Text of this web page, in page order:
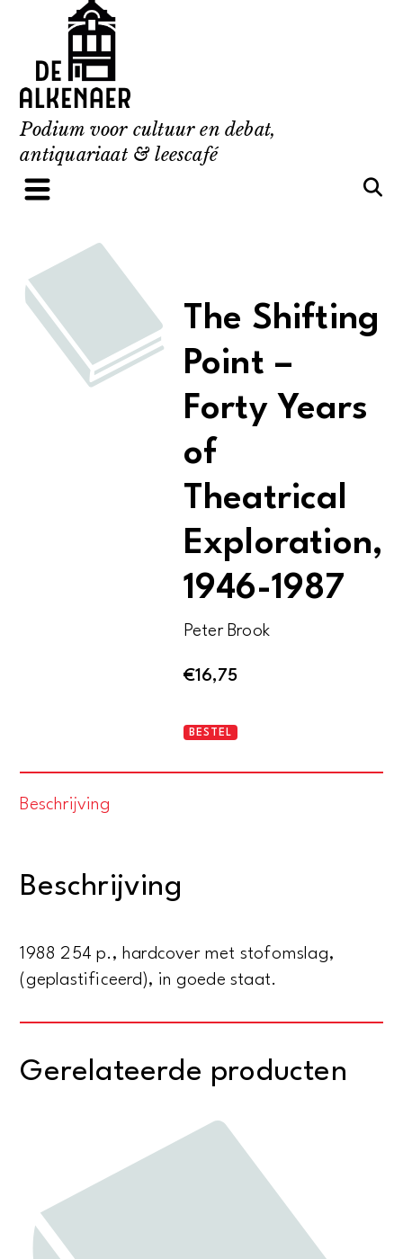
content
Podium voor cultuur en debat,
antiquariaat & leescafé
The Shifting
Point –
Forty Years
of
Theatrical
Exploration,
1946-1987
Peter Brook
€16,75
The
1946-
1987
BESTEL
Beschrijving
Beschrijving
1988 254 p., hardcover met stofomslag,
(geplastificeerd), in goede staat.
Gerelateerde producten